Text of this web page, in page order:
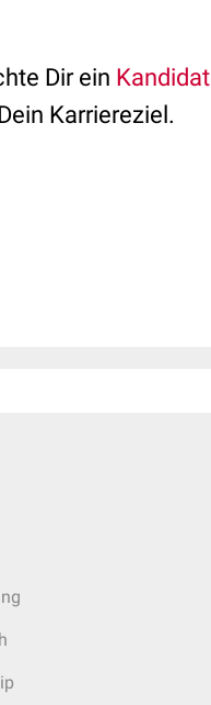
Dir ein
Karriereziel.